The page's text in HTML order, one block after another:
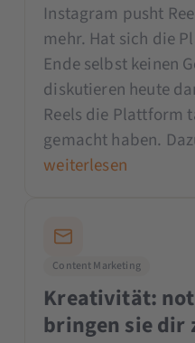
Instagram pusht
mehr. Hat sich die
Ende selbst keinen
diskutieren heute
Reels die Plattform
gemacht haben.
weiterlesen
Content Marketing
Kreativität:
bringen sie dir